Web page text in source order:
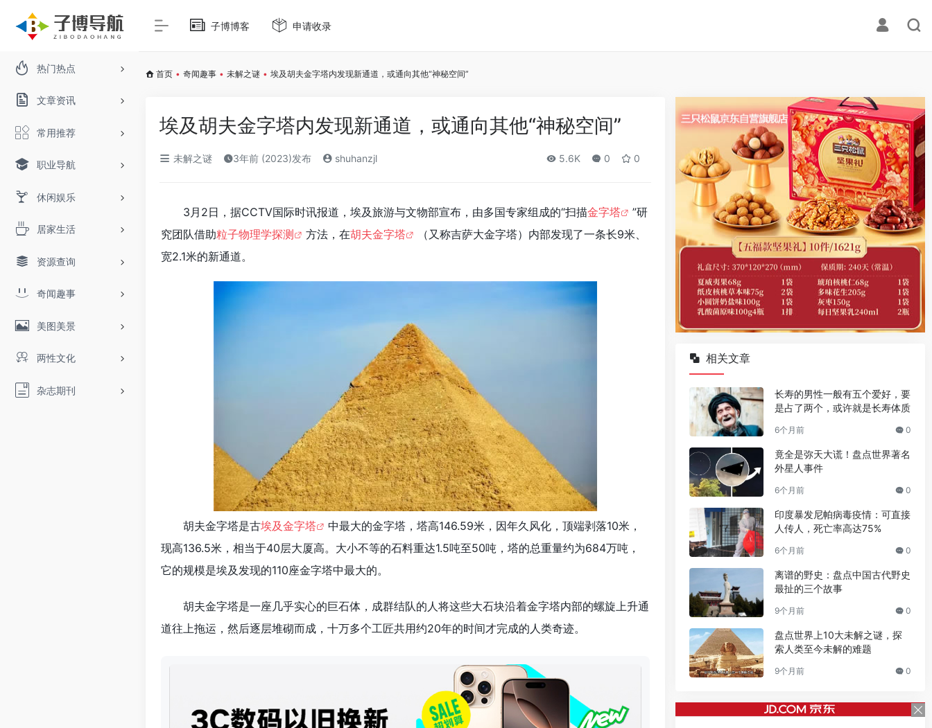
热门热点
文章资讯
常用推荐
职业导航
休闲娱乐
居家生活
资源查询
奇闻趣事
美图美景
两性文化
杂志期刊
子博博客 申请收录
首页 • 奇闻趣事 • 未解之谜 • 埃及胡夫金字塔内发现新通道，或通向其他“神秘空间”
埃及胡夫金字塔内发现新通道，或通向其他“神秘空间”
未解之谜 3年前 (2023)发布 shuhanzjl 5.6K 0 0
3月2日，据CCTV国际时讯报道，埃及旅游与文物部宣布，由多国专家组成的“扫描金字塔
”研
究团队借助粒子物理学探测 方法，在胡夫金字塔
（又称吉萨大金字塔）内部发现了一条长9米、
宽2.1米的新通道。
胡夫金字塔是古埃及金字塔
中最大的金字塔，塔高146.59米，因年久风化，顶端剥落10米，
现高136.5米，相当于40层大厦高。大小不等的石料重达1.5吨至50吨，塔的总重量约为684万吨，
它的规模是埃及发现的110座金字塔中最大的。
胡夫金字塔是一座几乎实心的巨石体，成群结队的人将这些大石块沿着金字塔内部的螺旋上升通
道往上拖运，然后逐层堆砌而成，十万多个工匠共用约20年的时间才完成的人类奇迹。
相关文章
长寿的男性一般有五个爱好，要
是占了两个，或许就是长寿体质
6个月前 0
竟全是弥天大谎！盘点世界著名
外星人事件
6个月前 0
印度暴发尼帕病毒疫情：可直接
人传人，死亡率高达75%
6个月前 0
离谱的野史：盘点中国古代野史
最扯的三个故事
9个月前 0
盘点世界上10大未解之谜，探
索人类至今未解的难题
9个月前 0